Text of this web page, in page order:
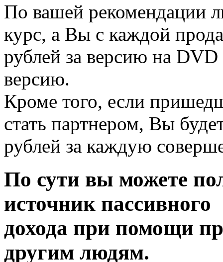
По вашей рекомендации
курс, а Вы с каждой
рублей за версию на
версию.
Кроме того, если
стать партнером, Вы
рублей за каждую
По сути вы можете
источник пассивного
дохода при помощи
другим людям.